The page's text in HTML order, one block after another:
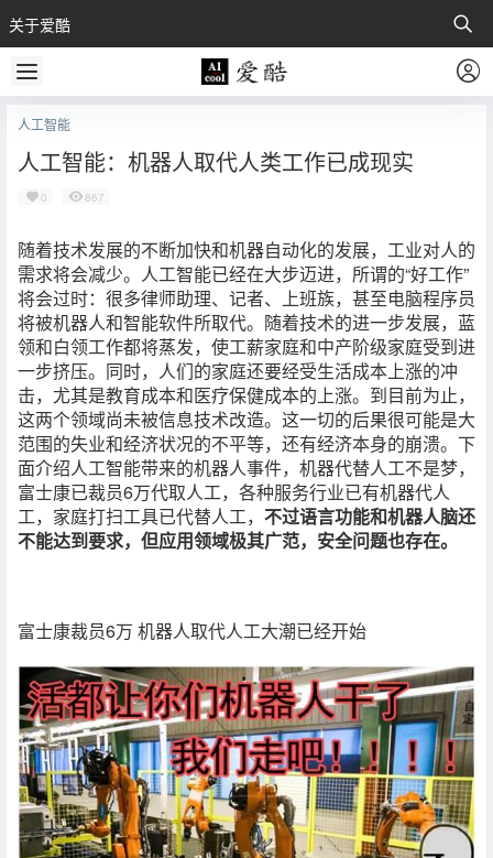
关于爱酷
人工智能
人工智能：机器人取代人类工作已成现实
0 867
随着技术发展的不断加快和机器自动化的发展，工业对人的
需求将会减少。人工智能已经在大步迈进，所谓的“好工作”
将会过时：很多律师助理、记者、上班族，甚至电脑程序员
将被机器人和智能软件所取代。随着技术的进一步发展，蓝
领和白领工作都将蒸发，使工薪家庭和中产阶级家庭受到进
一步挤压。同时，人们的家庭还要经受生活成本上涨的冲
击，尤其是教育成本和医疗保健成本的上涨。到目前为止，
这两个领域尚未被信息技术改造。这一切的后果很可能是大
范围的失业和经济状况的不平等，还有经济本身的崩溃。下
面介绍人工智能带来的机器人事件，机器代替人工不是梦，
富士康已裁员6万代取人工，各种服务行业已有机器代人
工，家庭打扫工具已代替人工， 不过语言功能和机器人脑还
不能达到要求，但应用领域极其广范，安全问题也存在。
富士康裁员6万 机器人取代人工大潮已经开始